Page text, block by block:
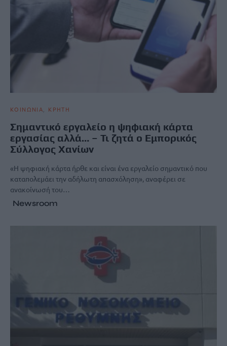
ΚΟΙΝΩΝΙΑ ΚΡΗΤΗ
Σημαντικό εργαλείο η ψηφιακή κάρτα
εργασίας αλλά… – Τι ζητά ο Εμπορικός
Σύλλογος Χανίων
«Η ψηφιακή κάρτα ήρθε και είναι ένα εργαλείο σημαντικό που
καταπολεμάει την αδήλωτη απασχόληση», αναφέρει σε
ανακοίνωσή του…
Newsroom